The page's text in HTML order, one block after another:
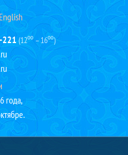
221(12⁰⁰ – 16⁰⁰)
года,